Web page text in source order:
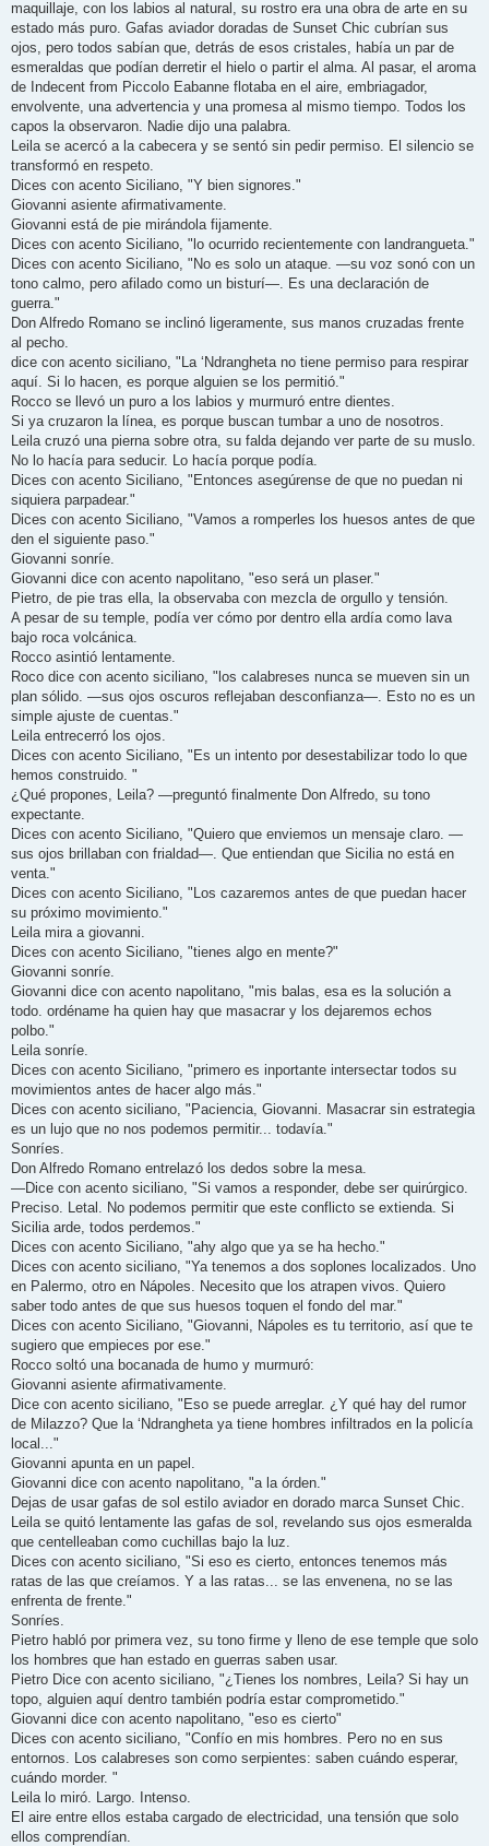
maquillaje, con los labios al natural, su rostro era una obra de arte en su
estado más puro. Gafas aviador doradas de Sunset Chic cubrían sus
ojos, pero todos sabían que, detrás de esos cristales, había un par de
esmeraldas que podían derretir el hielo o partir el alma. Al pasar, el aroma
de Indecent from Piccolo Eabanne flotaba en el aire, embriagador,
envolvente, una advertencia y una promesa al mismo tiempo. Todos los
capos la observaron. Nadie dijo una palabra.
Leila se acercó a la cabecera y se sentó sin pedir permiso. El silencio se
transformó en respeto.
Dices con acento Siciliano, "Y bien signores."
Giovanni asiente afirmativamente.
Giovanni está de pie mirándola fijamente.
Dices con acento Siciliano, "lo ocurrido recientemente con landrangueta."
Dices con acento Siciliano, "No es solo un ataque. —su voz sonó con un
tono calmo, pero afilado como un bisturí—. Es una declaración de
guerra."
Don Alfredo Romano se inclinó ligeramente, sus manos cruzadas frente
al pecho.
dice con acento siciliano, "La ‘Ndrangheta no tiene permiso para respirar
aquí. Si lo hacen, es porque alguien se los permitió."
Rocco se llevó un puro a los labios y murmuró entre dientes.
Si ya cruzaron la línea, es porque buscan tumbar a uno de nosotros.
Leila cruzó una pierna sobre otra, su falda dejando ver parte de su muslo.
No lo hacía para seducir. Lo hacía porque podía.
Dices con acento Siciliano, "Entonces asegúrense de que no puedan ni
siquiera parpadear."
Dices con acento Siciliano, "Vamos a romperles los huesos antes de que
den el siguiente paso."
Giovanni sonríe.
Giovanni dice con acento napolitano, "eso será un plaser."
Pietro, de pie tras ella, la observaba con mezcla de orgullo y tensión.
A pesar de su temple, podía ver cómo por dentro ella ardía como lava
bajo roca volcánica.
Rocco asintió lentamente.
Roco dice con acento siciliano, "los calabreses nunca se mueven sin un
plan sólido. —sus ojos oscuros reflejaban desconfianza—. Esto no es un
simple ajuste de cuentas."
Leila entrecerró los ojos.
Dices con acento Siciliano, "Es un intento por desestabilizar todo lo que
hemos construido. "
¿Qué propones, Leila? —preguntó finalmente Don Alfredo, su tono
expectante.
Dices con acento Siciliano, "Quiero que enviemos un mensaje claro. —
sus ojos brillaban con frialdad—. Que entiendan que Sicilia no está en
venta."
Dices con acento Siciliano, "Los cazaremos antes de que puedan hacer
su próximo movimiento."
Leila mira a giovanni.
Dices con acento Siciliano, "tienes algo en mente?"
Giovanni sonríe.
Giovanni dice con acento napolitano, "mis balas, esa es la solución a
todo. ordéname ha quien hay que masacrar y los dejaremos echos
polbo."
Leila sonríe.
Dices con acento Siciliano, "primero es inportante intersectar todos su
movimientos antes de hacer algo más."
Dices con acento siciliano, "Paciencia, Giovanni. Masacrar sin estrategia
es un lujo que no nos podemos permitir... todavía."
Sonríes.
Don Alfredo Romano entrelazó los dedos sobre la mesa.
—Dice con acento siciliano, "Si vamos a responder, debe ser quirúrgico.
Preciso. Letal. No podemos permitir que este conflicto se extienda. Si
Sicilia arde, todos perdemos."
Dices con acento Siciliano, "ahy algo que ya se ha hecho."
Dices con acento siciliano, "Ya tenemos a dos soplones localizados. Uno
en Palermo, otro en Nápoles. Necesito que los atrapen vivos. Quiero
saber todo antes de que sus huesos toquen el fondo del mar."
Dices con acento Siciliano, "Giovanni, Nápoles es tu territorio, así que te
sugiero que empieces por ese."
Rocco soltó una bocanada de humo y murmuró:
Giovanni asiente afirmativamente.
Dice con acento siciliano, "Eso se puede arreglar. ¿Y qué hay del rumor
de Milazzo? Que la ‘Ndrangheta ya tiene hombres infiltrados en la policía
local..."
Giovanni apunta en un papel.
Giovanni dice con acento napolitano, "a la órden."
Dejas de usar gafas de sol estilo aviador en dorado marca Sunset Chic.
Leila se quitó lentamente las gafas de sol, revelando sus ojos esmeralda
que centelleaban como cuchillas bajo la luz.
Dices con acento siciliano, "Si eso es cierto, entonces tenemos más
ratas de las que creíamos. Y a las ratas... se las envenena, no se las
enfrenta de frente."
Sonríes.
Pietro habló por primera vez, su tono firme y lleno de ese temple que solo
los hombres que han estado en guerras saben usar.
Pietro Dice con acento siciliano, "¿Tienes los nombres, Leila? Si hay un
topo, alguien aquí dentro también podría estar comprometido."
Giovanni dice con acento napolitano, "eso es cierto"
Dices con acento siciliano, "Confío en mis hombres. Pero no en sus
entornos. Los calabreses son como serpientes: saben cuándo esperar,
cuándo morder. "
Leila lo miró. Largo. Intenso.
El aire entre ellos estaba cargado de electricidad, una tensión que solo
ellos comprendían.